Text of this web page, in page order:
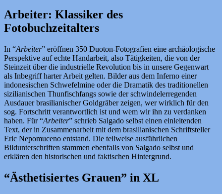
Arbeiter: Klassiker des
Fotobuchzeitalters
In “Arbeiter” eröffnen 350 Duoton-Fotografien eine archäologische
Perspektive auf echte Handarbeit, also Tätigkeiten, die von der
Steinzeit über die industrielle Revolution bis in unsere Gegenwart
als Inbegriff harter Arbeit gelten. Bilder aus dem Inferno einer
indonesischen Schwefelmine oder die Dramatik des traditionellen
sizilianischen Thunfischfangs sowie der schwindelerregenden
Ausdauer brasilianischer Goldgräber zeigen, wer wirklich für den
sog. Fortschritt verantwortlich ist und wem wir ihn zu verdanken
haben. Für “Arbeiter” schrieb Salgado selbst einen einleitenden
Text, der in Zusammenarbeit mit dem brasilianischen Schriftsteller
Eric Nepomuceno entstand. Die teilweise ausführlichen
Bildunterschriften stammen ebenfalls von Salgado selbst und
erklären den historischen und faktischen Hintergrund.
“Ästhetisiertes Grauen” in XL